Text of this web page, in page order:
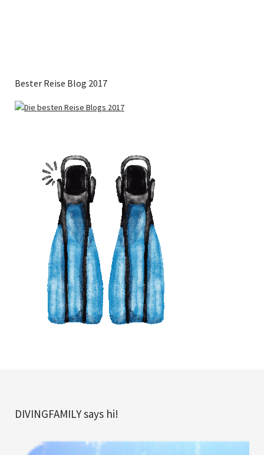
Bester Reise Blog 2017
DIVINGFAMILY says hi!